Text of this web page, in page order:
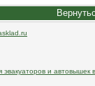
и автовышек